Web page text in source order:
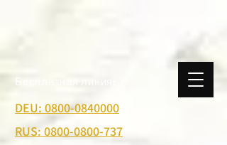
Бесплатная линия:
DEU: 0800-0840000
RUS: 0800-0800-737